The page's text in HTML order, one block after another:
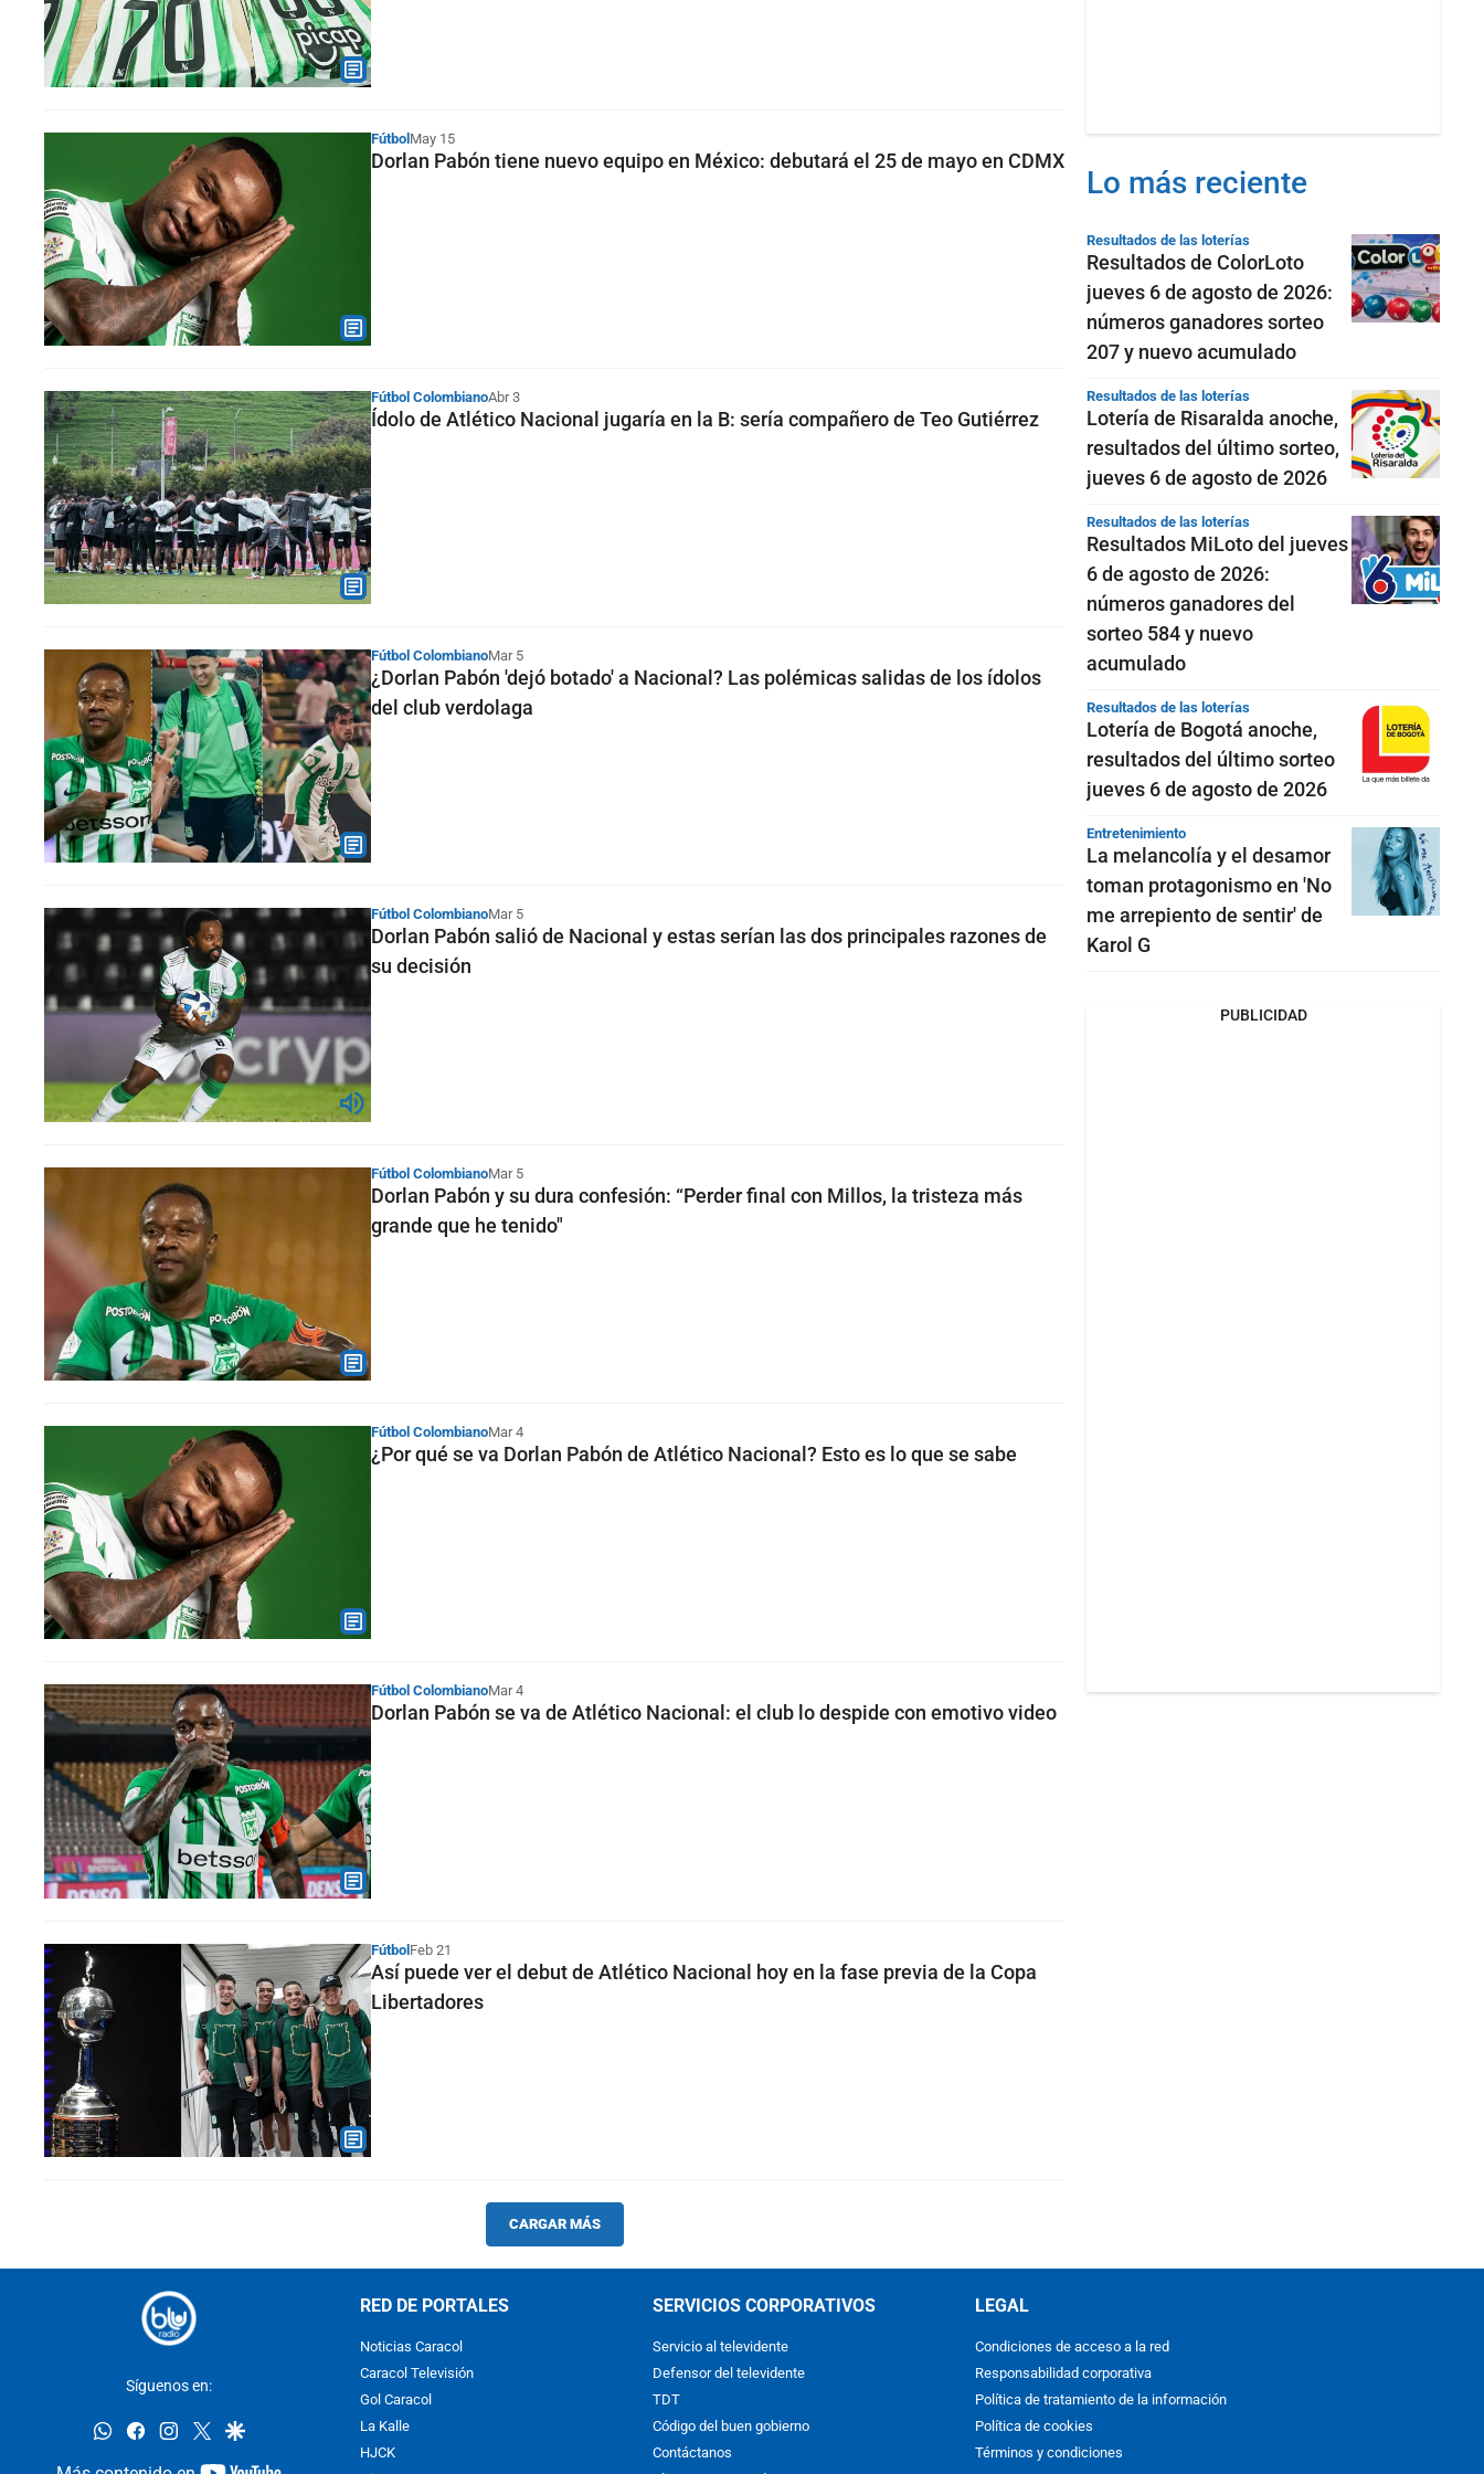
FútbolMay 15
Dorlan Pabón tiene nuevo equipo en México: debutará el 25 de mayo en CDMX
Fútbol ColombianoAbr 3
Ídolo de Atlético Nacional jugaría en la B: sería compañero de Teo Gutiérrez
Fútbol ColombianoMar 5
¿Dorlan Pabón 'dejó botado' a Nacional? Las polémicas salidas de los ídolos
del club verdolaga
Fútbol ColombianoMar 5
Dorlan Pabón salió de Nacional y estas serían las dos principales razones de
su decisión
Fútbol ColombianoMar 5
Dorlan Pabón y su dura confesión: “Perder final con Millos, la tristeza más
grande que he tenido"
Fútbol ColombianoMar 4
¿Por qué se va Dorlan Pabón de Atlético Nacional? Esto es lo que se sabe
Fútbol ColombianoMar 4
Dorlan Pabón se va de Atlético Nacional: el club lo despide con emotivo video
FútbolFeb 21
Así puede ver el debut de Atlético Nacional hoy en la fase previa de la Copa
Libertadores
CARGAR MÁS
Lo más reciente
Resultados de las loterías
Resultados de ColorLoto
jueves 6 de agosto de 2026:
números ganadores sorteo
207 y nuevo acumulado
Resultados de las loterías
Lotería de Risaralda anoche,
resultados del último sorteo,
jueves 6 de agosto de 2026
Resultados de las loterías
Resultados MiLoto del jueves
6 de agosto de 2026:
números ganadores del
sorteo 584 y nuevo
acumulado
Resultados de las loterías
Lotería de Bogotá anoche,
resultados del último sorteo
jueves 6 de agosto de 2026
Entretenimiento
La melancolía y el desamor
toman protagonismo en 'No
me arrepiento de sentir' de
Karol G
PUBLICIDAD
Síguenos en:
whatsappfacebookinstagram
twittergoogle
RED DE PORTALES
Noticias Caracol
Caracol Televisión
Gol Caracol
La Kalle
HJCK
SERVICIOS CORPORATIVOS
Servicio al televidente
Defensor del televidente
TDT
Código del buen gobierno
Contáctanos
LEGAL
Condiciones de acceso a la red
Responsabilidad corporativa
Política de tratamiento de la información
Política de cookies
Términos y condiciones